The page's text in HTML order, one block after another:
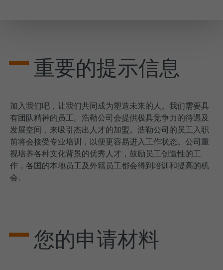
重要的提示信息
加入我们吧，让我们共同成为塑造未来的人。我们需要具
有团队精神的员工。浩勒公司会提供极具竞争力的待遇及
发展空间，来吸引杰出人才的加盟。浩勒公司的员工入职
前将会接受专业培训，以便更容易进入工作状态。公司重
视培养各种文化背景的优秀人才，鼓励员工创造性的工
作，各国的本地员工及外籍员工都会得到培训和提高的机
会。
您的申请材料
installiert. Das Cookie wird verwendet, um
Informationen darüber zu speichern, wie
Besucher eine Website nutzen, und hilft
darüber, wie es der Website geht. Die
erhobenen Daten umfassen die Anzahl
der Besucher, die Quelle, aus der sie
stammen, und die Seiten in
anonymisierter Form.
姓名 _gat_gtag_UA_23412405_1
Dies ist ein von Google Analytics
gesetztes Cookie vom Mustertyp, bei dem